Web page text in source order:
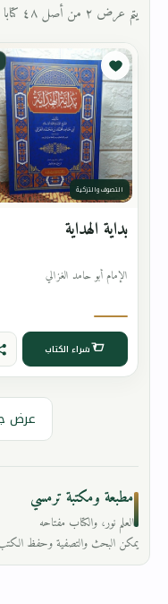
يتم عرض ٢ من أصل ٤٨ كتابا
التصوف والتزكية
بداية الهداية
الإمام أبو حامد الغزالي
شراء الكتاب
عرض
مطبعة ومكتبة ترمسي
العلم نور، والكتاب مفتاحه
يمكن البحث والتصفية وحفظ الكتب